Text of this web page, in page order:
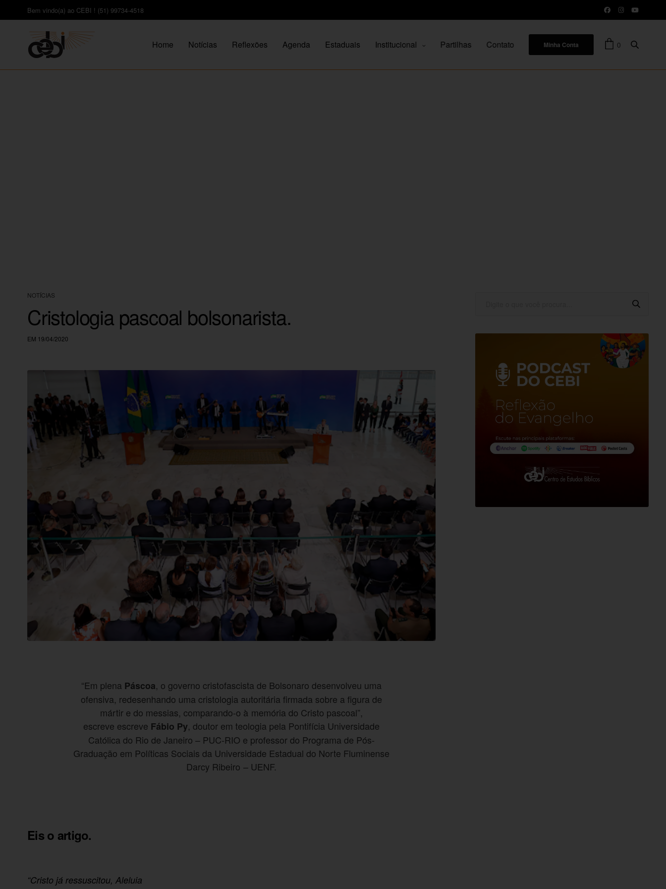
Bem vindo(a) ao CEBI ! (51) 99734-4518
Home Notícias Reflexões Agenda Estaduais Institucional Partilhas Contato Minha Conta 0
NOTÍCIAS
Cristologia pascoal bolsonarista.
EM 19/04/2020
“Em plena Páscoa, o governo cristofascista de Bolsonaro desenvolveu uma
ofensiva, redesenhando uma cristologia autoritária firmada sobre a figura de
mártir e do messias, comparando-o à memória do Cristo pascoal”,
escreve escreve Fábio Py, doutor em teologia pela Pontifícia Universidade
Católica do Rio de Janeiro – PUC-RIO e professor do Programa de Pós-
Graduação em Políticas Sociais da Universidade Estadual do Norte Fluminense
Darcy Ribeiro – UENF.
Eis o artigo.
“Cristo já ressuscitou, Aleluia